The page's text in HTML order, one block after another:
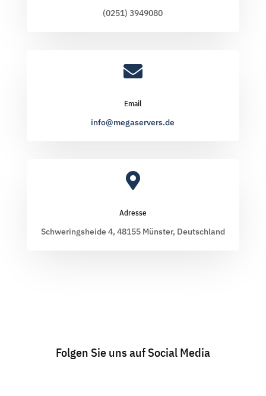
(0251) 3949080

Email
info@megaservers.de

Adresse
Schweringsheide 4, 48155 Münster, Deutschland
Folgen Sie uns auf Social Media